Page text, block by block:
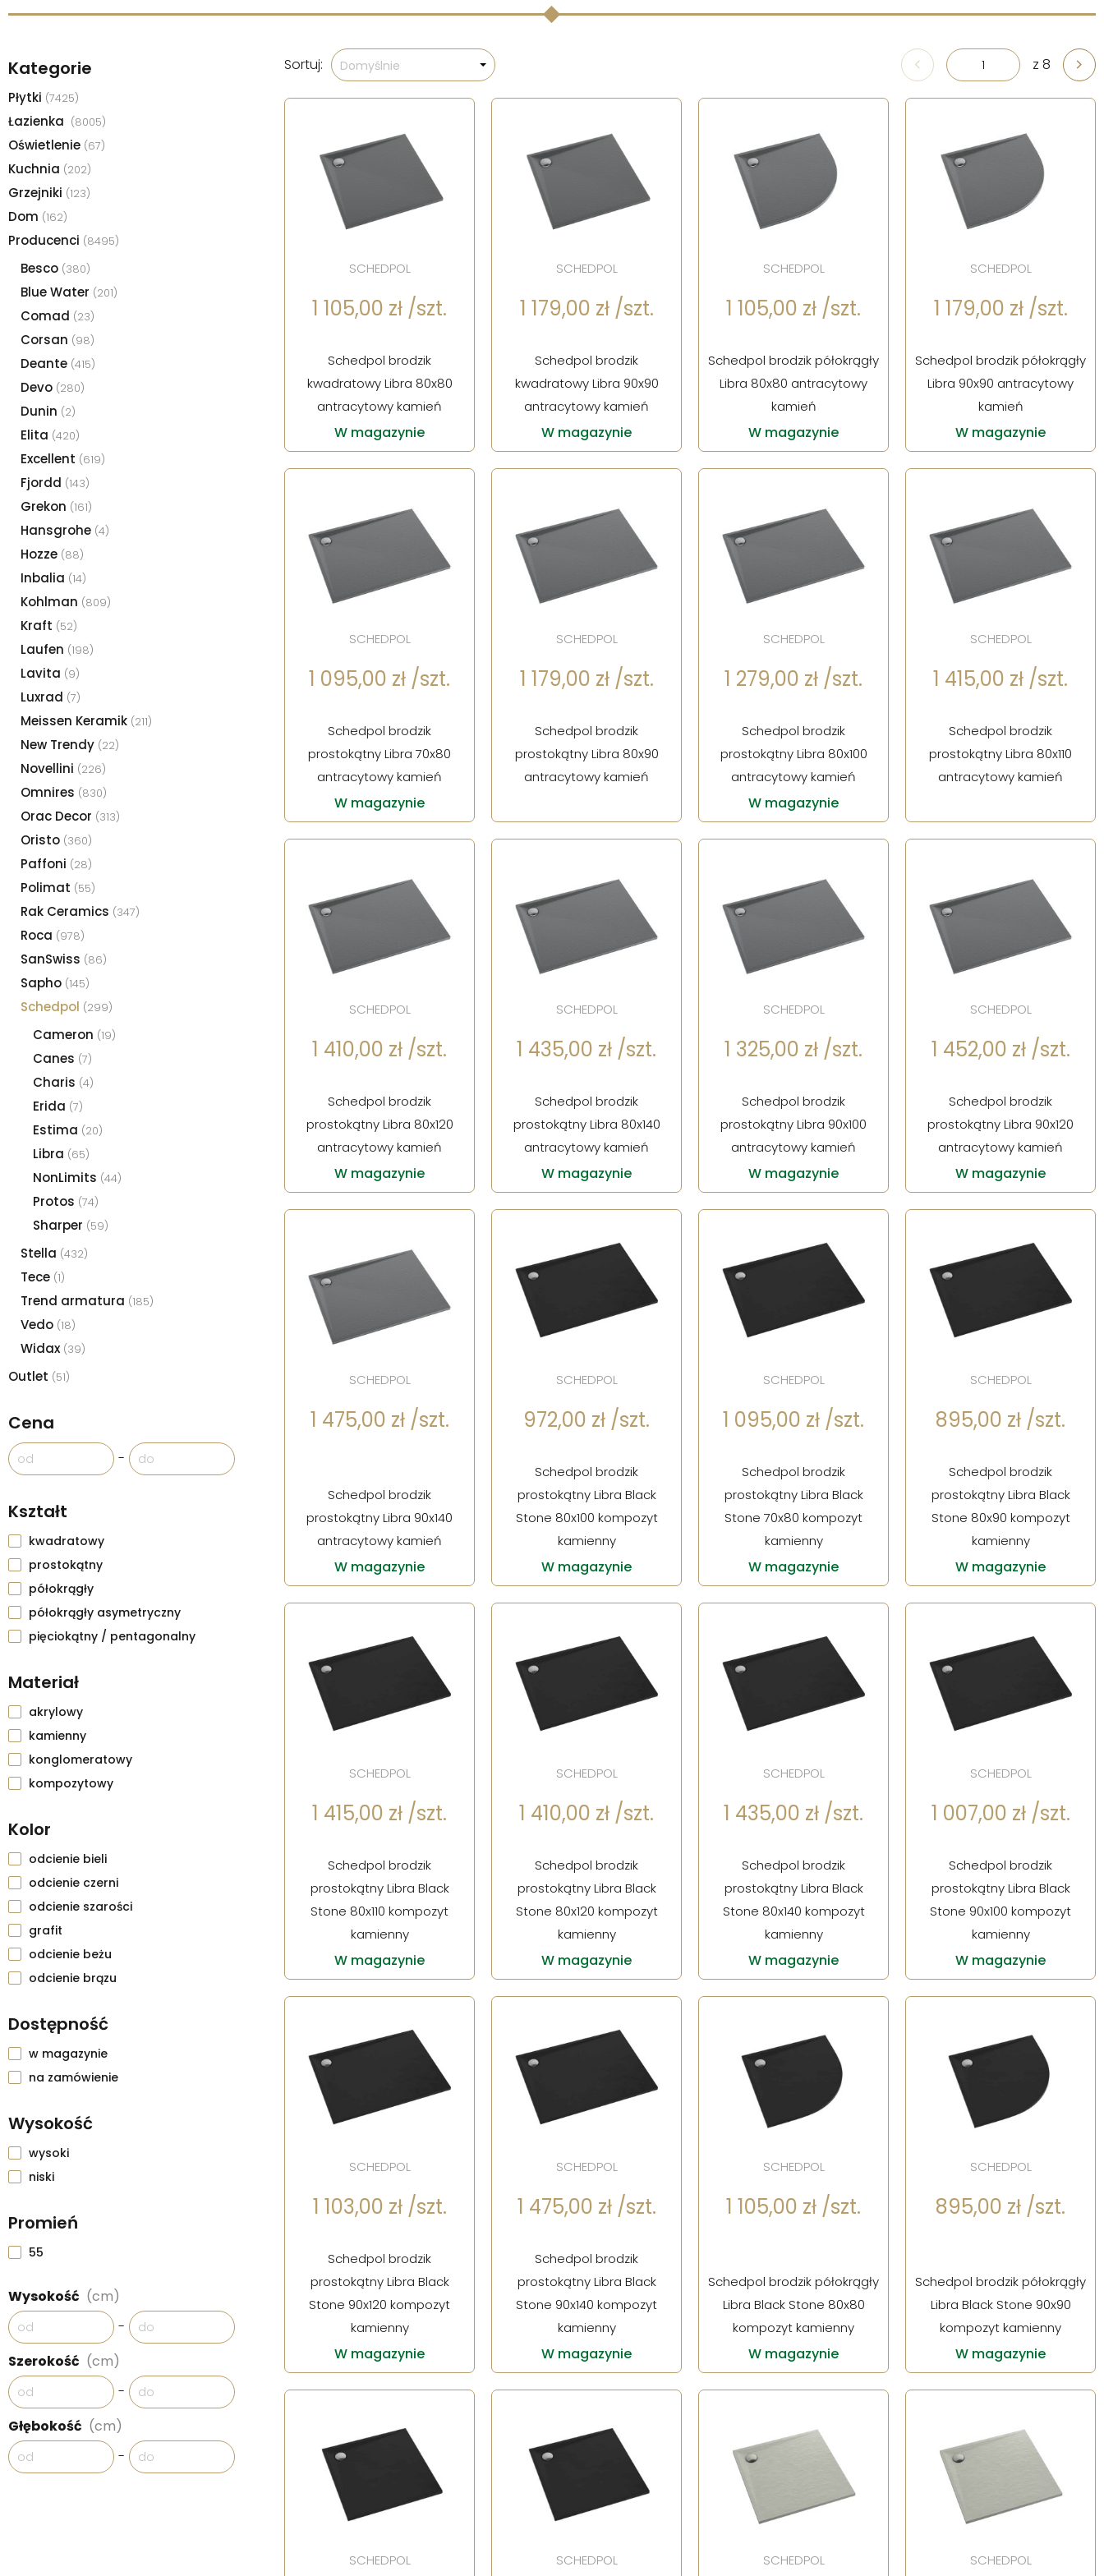
Kategorie
Płytki (7425)
Łazienka (8005)
Oświetlenie (67)
Kuchnia (202)
Grzejniki (123)
Dom (162)
Producenci (8495)
Besco (380)
Blue Water (201)
Comad (23)
Corsan (98)
Deante (415)
Devo (280)
Dunin (2)
Elita (420)
Excellent (619)
Fjordd (143)
Grekon (161)
Hansgrohe (4)
Hozze (88)
Inbalia (14)
Kohlman (809)
Kraft (52)
Laufen (198)
Lavita (9)
Luxrad (7)
Meissen Keramik (211)
New Trendy (22)
Novellini (226)
Omnires (830)
Orac Decor (313)
Oristo (360)
Paffoni (28)
Polimat (55)
Rak Ceramics (347)
Roca (978)
SanSwiss (86)
Sapho (145)
Schedpol (299)
Cameron (19)
Canes (7)
Charis (4)
Erida (7)
Estima (20)
Libra (65)
NonLimits (44)
Protos (74)
Sharper (59)
Stella (432)
Tece (1)
Trend armatura (185)
Vedo (18)
Widax (39)
Outlet (51)
Cena
-
Kształt
kwadratowy
prostokątny
półokrągły
półokrągły asymetryczny
pięciokątny / pentagonalny
Materiał
akrylowy
kamienny
konglomeratowy
kompozytowy
Kolor
odcienie bieli
odcienie czerni
odcienie szarości
grafit
odcienie beżu
odcienie brązu
Dostępność
w magazynie
na zamówienie
Wysokość
wysoki
niski
Promień
55
Wysokość (cm)
-
Szerokość (cm)
-
Głębokość (cm)
-
Sortuj: Domyślnie z 8
SCHEDPOL
1 105,00 zł /szt.
Schedpol brodzik
kwadratowy Libra 80x80
antracytowy kamień
W magazynie
SCHEDPOL
1 179,00 zł /szt.
Schedpol brodzik
kwadratowy Libra 90x90
antracytowy kamień
W magazynie
SCHEDPOL
1 105,00 zł /szt.
Schedpol brodzik półokrągły
Libra 80x80 antracytowy
kamień
W magazynie
SCHEDPOL
1 179,00 zł /szt.
Schedpol brodzik półokrągły
Libra 90x90 antracytowy
kamień
W magazynie
SCHEDPOL
1 095,00 zł /szt.
Schedpol brodzik
prostokątny Libra 70x80
antracytowy kamień
W magazynie
SCHEDPOL
1 179,00 zł /szt.
Schedpol brodzik
prostokątny Libra 80x90
antracytowy kamień
SCHEDPOL
1 279,00 zł /szt.
Schedpol brodzik
prostokątny Libra 80x100
antracytowy kamień
W magazynie
SCHEDPOL
1 415,00 zł /szt.
Schedpol brodzik
prostokątny Libra 80x110
antracytowy kamień
SCHEDPOL
1 410,00 zł /szt.
Schedpol brodzik
prostokątny Libra 80x120
antracytowy kamień
W magazynie
SCHEDPOL
1 435,00 zł /szt.
Schedpol brodzik
prostokątny Libra 80x140
antracytowy kamień
W magazynie
SCHEDPOL
1 325,00 zł /szt.
Schedpol brodzik
prostokątny Libra 90x100
antracytowy kamień
W magazynie
SCHEDPOL
1 452,00 zł /szt.
Schedpol brodzik
prostokątny Libra 90x120
antracytowy kamień
W magazynie
SCHEDPOL
1 475,00 zł /szt.
Schedpol brodzik
prostokątny Libra 90x140
antracytowy kamień
W magazynie
SCHEDPOL
972,00 zł /szt.
Schedpol brodzik
prostokątny Libra Black
Stone 80x100 kompozyt
kamienny
W magazynie
SCHEDPOL
1 095,00 zł /szt.
Schedpol brodzik
prostokątny Libra Black
Stone 70x80 kompozyt
kamienny
W magazynie
SCHEDPOL
895,00 zł /szt.
Schedpol brodzik
prostokątny Libra Black
Stone 80x90 kompozyt
kamienny
W magazynie
SCHEDPOL
1 415,00 zł /szt.
Schedpol brodzik
prostokątny Libra Black
Stone 80x110 kompozyt
kamienny
W magazynie
SCHEDPOL
1 410,00 zł /szt.
Schedpol brodzik
prostokątny Libra Black
Stone 80x120 kompozyt
kamienny
W magazynie
SCHEDPOL
1 435,00 zł /szt.
Schedpol brodzik
prostokątny Libra Black
Stone 80x140 kompozyt
kamienny
W magazynie
SCHEDPOL
1 007,00 zł /szt.
Schedpol brodzik
prostokątny Libra Black
Stone 90x100 kompozyt
kamienny
W magazynie
SCHEDPOL
1 103,00 zł /szt.
Schedpol brodzik
prostokątny Libra Black
Stone 90x120 kompozyt
kamienny
W magazynie
SCHEDPOL
1 475,00 zł /szt.
Schedpol brodzik
prostokątny Libra Black
Stone 90x140 kompozyt
kamienny
W magazynie
SCHEDPOL
1 105,00 zł /szt.
Schedpol brodzik półokrągły
Libra Black Stone 80x80
kompozyt kamienny
W magazynie
SCHEDPOL
895,00 zł /szt.
Schedpol brodzik półokrągły
Libra Black Stone 90x90
kompozyt kamienny
W magazynie
SCHEDPOL SCHEDPOL SCHEDPOL SCHEDPOL